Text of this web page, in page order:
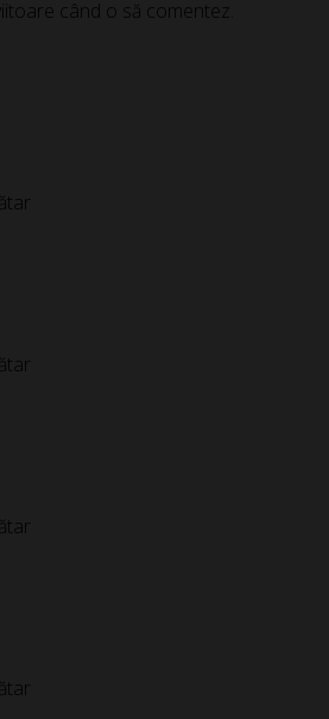
când o să comentez.